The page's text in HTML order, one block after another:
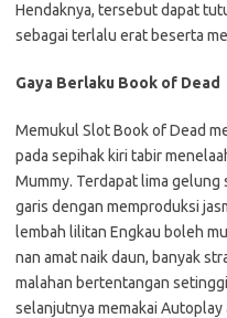
Hendaknya, tersebut dapat
sebagai terlalu erat beserta
Gaya Berlaku Book of Dead
Memukul Slot Book of Dead
pada sepihak kiri tabir
Mummy. Terdapat lima gelung
garis dengan memproduksi
lembah lilitan Engkau boleh
nan amat naik daun, banyak
malahan bertentangan
selanjutnya memakai